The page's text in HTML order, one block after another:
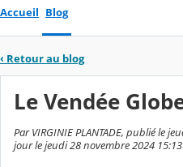
Accueil Blog
‹ Retour au blog
Le Vendée
Par VIRGINIE PLANTADE, publié le
jour le jeudi 28 novembre 2024 15:13